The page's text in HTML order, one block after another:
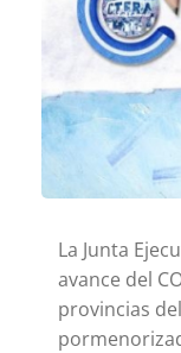
La Junta
avance del
provincias